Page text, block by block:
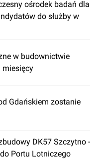
ośrodek badań dla
do służby w
w budownictwie
miesięcy
Gdańskiem zostanie
DK57 Szczytno -
Portu Lotniczego